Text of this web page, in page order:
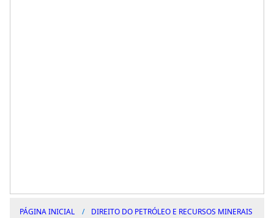
PÁGINA INICIAL
DIREITO DO PETRÓLEO E RECURSOS MINERAIS